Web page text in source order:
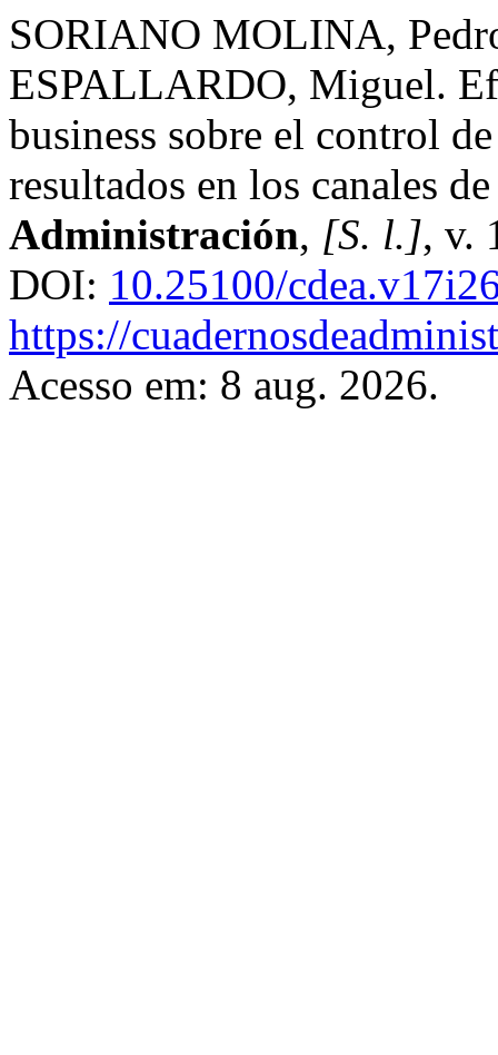
SORIANO MOLINA,
ESPALLARDO, Miguel.
business sobre el control
resultados en los canales
Administración, [S. l.], v.
DOI: 10.25100/
https://
Acesso em: 8 aug. 2026.